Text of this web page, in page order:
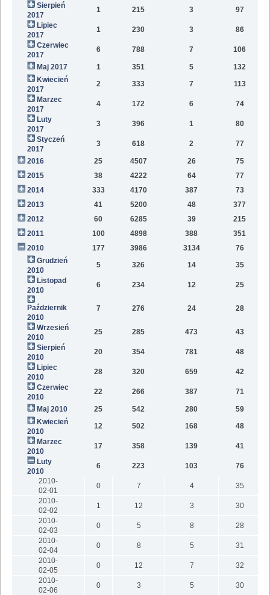
Sierpień
2017
1 215 3
97
Lipiec
2017
1 230 3
86
Czerwiec
2017
6 788 7 106
Maj 2017 1 351 5
132
Kwiecień
2017
2 333 7
113
Marzec
2017
4 172 6
74
Luty
2017
3 396 1
80
Styczeń
2017
3 618 2 77
2016 25 4507 26
75
2015
38 4222 64
77
2014
333 4170 387
73
2013
41 5200 48
377
2012
60 6285 39
215
2011
100 4898 388
351
2010
177 3986 3134
76
Grudzień
2010
5 326 14
35
Listopad
2010
6 234 12 25
Październik
2010
7 276 24 28
Wrzesień
2010
25 285 473
43
Sierpień
2010
20 354 781
48
Lipiec
2010
28 320 659
42
Czerwiec
2010
22 266 387 71
Maj 2010 25 542 280
59
Kwiecień
2010
12 502 168
48
Marzec
2010
17 358 139
41
Luty
2010
6 223 103
76
2010-
02-01
0 7 4
35
2010-
02-02
1 12 3
30
2010-
02-03
0 5 8
28
2010-
02-04
0 8 5
31
2010-
02-05
0 12 7
32
2010-
02-06
0 3 5
30